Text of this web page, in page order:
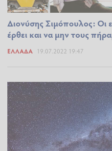
Διονύσης Σιμόπουλος: Οι
έρθει και να μην τους
ΕΛΛΆΔΑ 19.07.2022 19:47